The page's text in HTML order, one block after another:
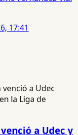
17:41
a Udec y